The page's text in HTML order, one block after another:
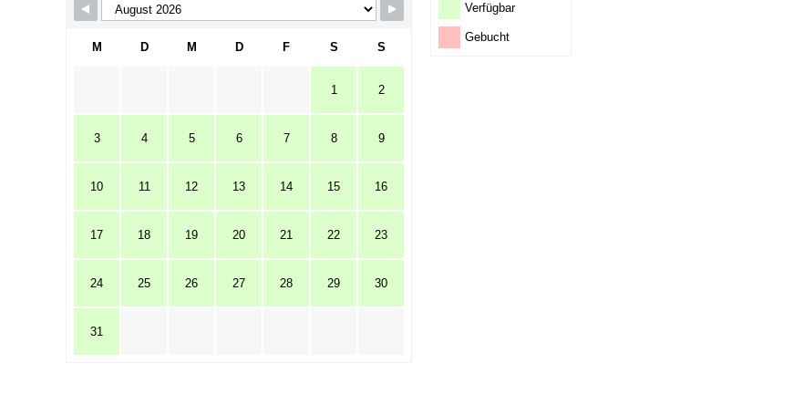
Verfügbar
Gebucht
M D M D F S S
1 2
3 4 5 6 7 8 9
10 11 12 13 14 15 16
17 18 19 20 21 22 23
24 25 26 27 28 29 30
31